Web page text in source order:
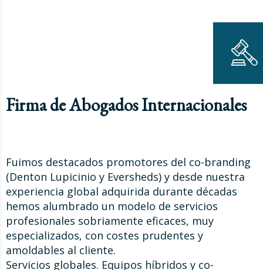
Firma de Abogados Internacionales
Fuimos destacados promotores del co-branding
(Denton Lupicinio y Eversheds) y desde nuestra
experiencia global adquirida durante décadas
hemos alumbrado un modelo de servicios
profesionales sobriamente eficaces, muy
especializados, con costes prudentes y
amoldables al cliente.
Servicios globales. Equipos híbridos y co-